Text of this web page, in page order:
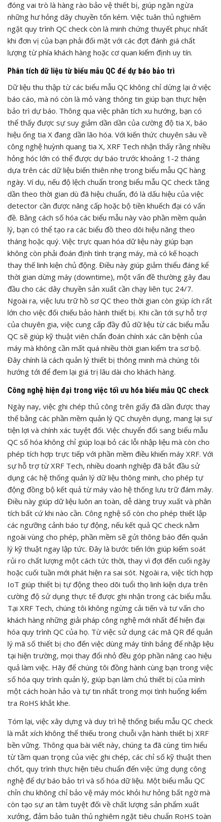
đóng vai trò là hàng rào bảo vệ thiết bị, giúp ngăn ngừa
những hư hỏng dây chuyền tốn kém. Việc tuân thủ nghiêm
ngặt quy trình QC check còn là minh chứng thuyết phục nhất
khi đơn vị của bạn phải đối mặt với các đợt đánh giá chất
lượng từ phía khách hàng hoặc cơ quan kiểm định uy tín.
Phân tích dữ liệu từ biểu mẫu QC để dự báo bảo trì
Dữ liệu thu thập từ các biểu mẫu QC không chỉ dừng lại ở việc
báo cáo, mà nó còn là mỏ vàng thông tin giúp bạn thực hiện
bảo trì dự báo. Thông qua việc phân tích xu hướng, bạn có
thể thấy được sự suy giảm dần dần của cường độ tia X, báo
hiệu ống tia X đang dần lão hóa. Với kiến thức chuyên sâu về
công nghệ huỳnh quang tia X, XRF Tech nhận thấy rằng nhiều
hỏng hóc lớn có thể được dự báo trước khoảng 1-2 tháng
dựa trên các dữ liệu biến thiên nhẹ trong biểu mẫu QC hàng
ngày. Ví dụ, nếu độ lệch chuẩn trong biểu mẫu QC check tăng
dần theo thời gian dù đã hiệu chuẩn, đó là dấu hiệu của việc
detector cần được nâng cấp hoặc bộ tiền khuếch đại có vấn
đề. Bằng cách số hóa các biểu mẫu này vào phần mềm quản
lý, bạn có thể tạo ra các biểu đồ theo dõi hiệu năng theo
tháng hoặc quý. Việc trực quan hóa dữ liệu này giúp bạn
không còn phải đoán định tình trạng máy, mà có kế hoạch
thay thế linh kiện chủ động. Điều này giúp giảm thiểu đáng kể
thời gian dừng máy (downtime), một vấn đề thường gây đau
đầu cho các dây chuyền sản xuất cần chạy liên tục 24/7.
Ngoài ra, việc lưu trữ hồ sơ QC theo thời gian còn giúp ích rất
lớn cho việc đối chiếu bảo hành thiết bị. Khi cần tới sự hỗ trợ
của chuyên gia, việc cung cấp đầy đủ dữ liệu từ các biểu mẫu
QC sẽ giúp kỹ thuật viên chẩn đoán chính xác căn bệnh của
máy mà không cần mất quá nhiều thời gian kiểm tra sơ bộ.
Đây chính là cách quản lý thiết bị thông minh mà chúng tôi
hướng tới để đem lại giá trị lâu dài cho khách hàng.
Công nghệ hiện đại trong việc tối ưu hóa biểu mẫu QC check
Ngày nay, việc ghi chép thủ công trên giấy đã dần được thay
thế bằng các phần mềm quản lý QC chuyên dụng, mang lại sự
tiện lợi và chính xác tuyệt đối. Việc chuyển đổi sang biểu mẫu
QC số hóa không chỉ giúp loại bỏ các lỗi nhập liệu mà còn cho
phép tích hợp trực tiếp với phần mềm điều khiển máy XRF. Với
sự hỗ trợ từ XRF Tech, nhiều doanh nghiệp đã bắt đầu sử
dụng các hệ thống quản lý dữ liệu thông minh, cho phép tự
động đồng bộ kết quả từ máy vào hệ thống lưu trữ đám mây.
Điều này giúp dữ liệu luôn an toàn, dễ dàng truy xuất và phân
tích bất cứ khi nào cần. Công nghệ số còn cho phép thiết lập
các ngưỡng cảnh báo tự động, nếu kết quả QC check nằm
ngoài vùng cho phép, phần mềm sẽ gửi thông báo đến quản
lý kỹ thuật ngay lập tức. Đây là bước tiến lớn giúp kiểm soát
rủi ro chất lượng một cách tức thời, thay vì đợi đến cuối ngày
hoặc cuối tuần mới phát hiện ra sai sót. Ngoài ra, việc tích hợp
IoT giúp thiết bị tự động theo dõi tuổi thọ linh kiện dựa trên
cường độ sử dụng thực tế được ghi nhận trong các biểu mẫu.
Tại XRF Tech, chúng tôi không ngừng cải tiến và tư vấn cho
khách hàng những giải pháp công nghệ mới nhất để hiện đại
hóa quy trình QC của họ. Từ việc sử dụng các mã QR để quản
lý mã số thiết bị cho đến việc dùng máy tính bảng để nhập liệu
tại hiện trường, mọi thay đổi nhỏ đều góp phần nâng cao hiệu
quả làm việc. Hãy để chúng tôi đồng hành cùng bạn trong việc
số hóa quy trình quản lý, giúp bạn làm chủ thiết bị của mình
một cách hoàn hảo và tự tin nhất trong mọi tình huống kiểm
tra RoHS khắt khe.
Tóm lại, việc xây dựng và duy trì hệ thống biểu mẫu QC check
là mắt xích không thể thiếu trong chuỗi vận hành thiết bị XRF
bền vững. Thông qua bài viết này, chúng ta đã cùng tìm hiểu
từ tầm quan trọng của việc ghi chép, các chỉ số kỹ thuật then
chốt, quy trình thực hiện tiêu chuẩn đến việc ứng dụng công
nghệ để dự báo bảo trì và số hóa dữ liệu. Một biểu mẫu QC
chỉn chu không chỉ bảo vệ máy móc khỏi hư hỏng bất ngờ mà
còn tạo sự an tâm tuyệt đối về chất lượng sản phẩm xuất
xưởng, đảm bảo tuân thủ nghiêm ngặt tiêu chuẩn RoHS toàn